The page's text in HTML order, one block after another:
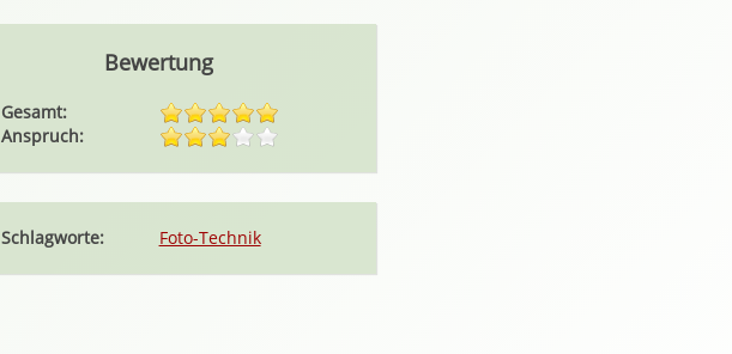
Bewertung
Gesamt:
Anspruch:
Schlagworte: Foto-Technik